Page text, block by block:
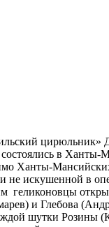
в
Ханты-
не искушенной в
и Глебова
шутки